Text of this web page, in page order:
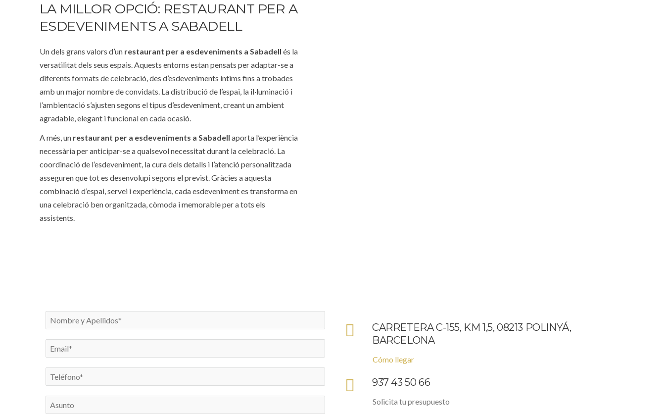
LA MILLOR OPCIÓ: RESTAURANT PER A
ESDEVENIMENTS A SABADELL
Un dels grans valors d’un restaurant per a esdeveniments a Sabadell és la
versatilitat dels seus espais. Aquests entorns estan pensats per adaptar-se a
diferents formats de celebració, des d’esdeveniments íntims fins a trobades
amb un major nombre de convidats. La distribució de l’espai, la il·luminació i
l’ambientació s’ajusten segons el tipus d’esdeveniment, creant un ambient
agradable, elegant i funcional en cada ocasió.
A més, un restaurant per a esdeveniments a Sabadell aporta l’experiència
necessària per anticipar-se a qualsevol necessitat durant la celebració. La
coordinació de l’esdeveniment, la cura dels detalls i l’atenció personalitzada
asseguren que tot es desenvolupi segons el previst. Gràcies a aquesta
combinació d’espai, servei i experiència, cada esdeveniment es transforma en
una celebració ben organitzada, còmoda i memorable per a tots els
assistents.
CARRETERA C-155, KM 1,5, 08213 POLINYÁ,
BARCELONA
Cómo llegar
937 43 50 66
Solicita tu presupuesto